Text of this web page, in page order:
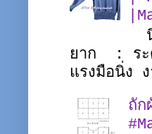
นิ
ยาก : ระ
แรงมือนิ่ง
ถัก